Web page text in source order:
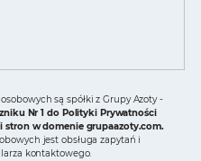
są spółki z Grupy Azoty -
Nr 1 do Polityki Prywatności
stron w domenie grupaazoty.com.
jest obsługa zapytań i
kontaktowego.